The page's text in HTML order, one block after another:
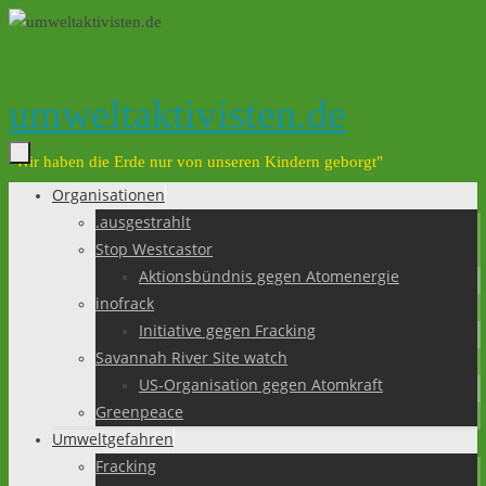
Zum
umweltaktivisten.de
"Wir haben die Erde nur von unseren Kindern geborgt"
Zum
Organisationen
.ausgestrahlt
Stop Westcastor
Aktionsbündnis gegen Atomenergie
inofrack
Initiative gegen Fracking
Savannah River Site watch
US-Organisation gegen Atomkraft
Greenpeace
Umweltgefahren
Fracking